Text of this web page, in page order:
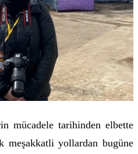
mücadele tarihinden elbette
meşakkatli yollardan bugüne